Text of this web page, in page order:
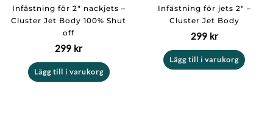
Infästning för 2″ nackjets –
Cluster Jet Body 100% Shut
off
299 kr
Lägg till i varukorg
Infästning för jets 2″ –
Cluster Jet Body
299 kr
Lägg till i varukorg